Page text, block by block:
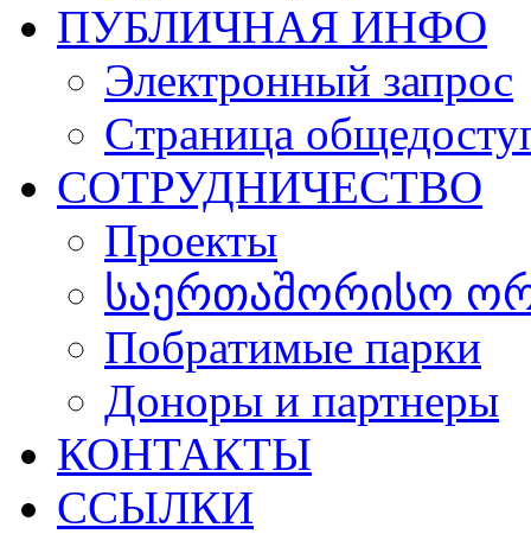
ПУБЛИЧНАЯ ИНФО
Электронный запрос
Cтраница
СОТРУДНИЧЕСТВО
Проекты
საერთაშორისო
Побратимые парки
Доноры и партнеры
КОНТАКТЫ
ССЫЛКИ